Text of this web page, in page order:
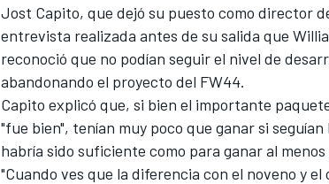
Jost Capito, que dejó su puesto como director
entrevista realizada antes de su salida que
reconoció que no podían seguir el nivel de
abandonando el proyecto del FW44.
Capito explicó que, si bien el importante
"fue bien", tenían muy poco que ganar si
habría sido suficiente como para ganar al
"Cuando ves que la diferencia con el noveno y